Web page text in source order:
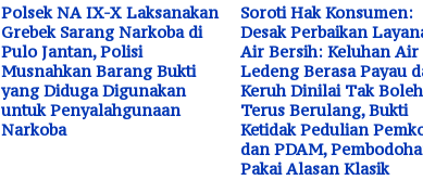
Polsek NA IX-X Laksanakan
Grebek Sarang Narkoba di
Pulo Jantan, Polisi
Musnahkan Barang Bukti
yang Diduga Digunakan
untuk Penyalahgunaan
Narkoba
Soroti Hak Konsumen:
Desak Perbaikan
Air Bersih: Keluhan Air
Ledeng Berasa Payau
Keruh Dinilai Tak Boleh
Terus Berulang, Bukti
Ketidak Pedulian
dan PDAM,
Pakai Alasan Klasik